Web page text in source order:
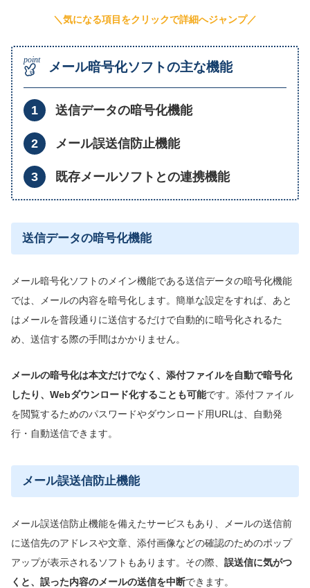
＼気になる項目をクリックで詳細へジャンプ／
メール暗号化ソフトの主な機能
送信データの暗号化機能
メール誤送信防止機能
既存メールソフトとの連携機能
送信データの暗号化機能
メール暗号化ソフトのメイン機能である送信データの暗号化機能
では、メールの内容を暗号化します。簡単な設定をすれば、あと
はメールを普段通りに送信するだけで自動的に暗号化されるた
め、送信する際の手間はかかりません。
メールの暗号化は本文だけでなく、添付ファイルを自動で暗号化
したり、Webダウンロード化することも可能です。添付ファイル
を閲覧するためのパスワードやダウンロード用URLは、自動発
行・自動送信できます。
メール誤送信防止機能
メール誤送信防止機能を備えたサービスもあり、メールの送信前
に送信先のアドレスや文章、添付画像などの確認のためのポップ
アップが表示されるソフトもあります。その際、 誤送信に気がつ
くと、誤った内容のメールの送信を中断できます。